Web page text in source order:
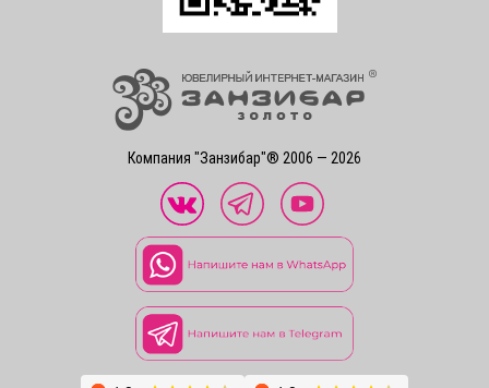
Компания "Занзибар"® 2006 — 2026